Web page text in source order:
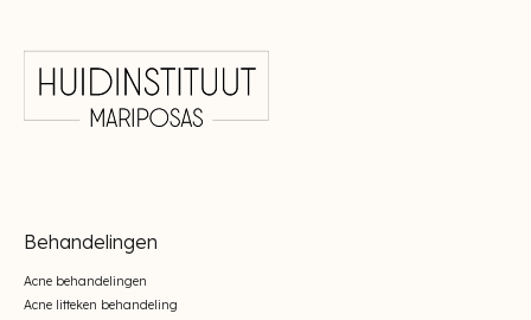
Behandelingen
Acne behandelingen
Acne litteken behandeling